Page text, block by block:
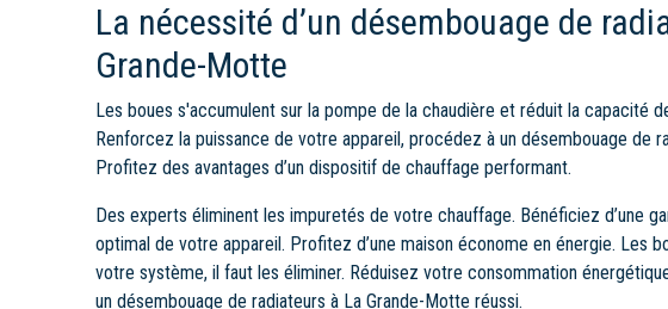
La nécessité d’un désembouage de
Grande-Motte
Les boues s'accumulent sur la pompe de la chaudière et réduit la capacité
Renforcez la puissance de votre appareil, procédez à un désembouage de
Profitez des avantages d’un dispositif de chauffage performant.
Des experts éliminent les impuretés de votre chauffage. Bénéficiez d’une
optimal de votre appareil. Profitez d’une maison économe en énergie. Les
votre système, il faut les éliminer. Réduisez votre consommation
un désembouage de radiateurs à La Grande-Motte réussi.